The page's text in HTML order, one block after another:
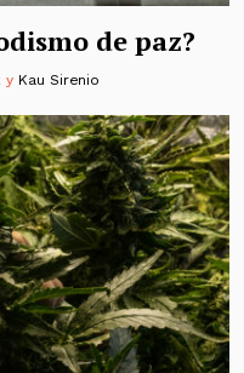
de paz?
y Kau Sirenio